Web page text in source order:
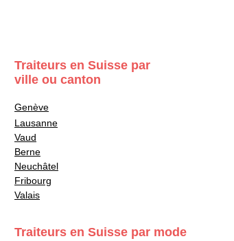
Traiteurs en Suisse par
ville ou canton
Genève
Lausanne
Vaud
Berne
Neuchâtel
Fribourg
Valais
Traiteurs en Suisse par mode